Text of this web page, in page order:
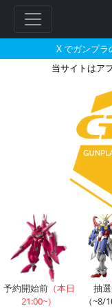
X でガンプ
当サイトはア
ぐるぐる王
予約開始前（本日
21:00~）
抽
（~8/